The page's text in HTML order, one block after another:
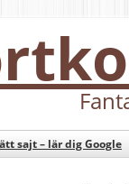
sajt – lär dig Google